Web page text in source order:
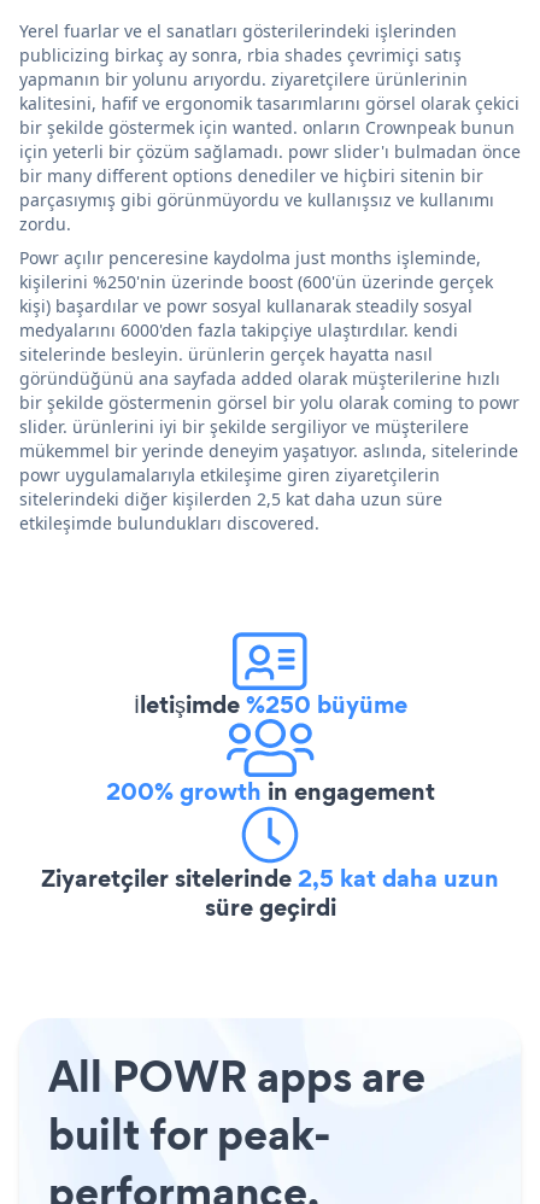
Yerel fuarlar ve el sanatları gösterilerindeki işlerinden
publicizing birkaç ay sonra, rbia shades çevrimiçi satış
yapmanın bir yolunu arıyordu. ziyaretçilere ürünlerinin
kalitesini, hafif ve ergonomik tasarımlarını görsel olarak çekici
bir şekilde göstermek için wanted. onların Crownpeak bunun
için yeterli bir çözüm sağlamadı. powr slider'ı bulmadan önce
bir many different options denediler ve hiçbiri sitenin bir
parçasıymış gibi görünmüyordu ve kullanışsız ve kullanımı
zordu.
Powr açılır penceresine kaydolma just months işleminde,
kişilerini %250'nin üzerinde boost (600'ün üzerinde gerçek
kişi) başardılar ve powr sosyal kullanarak steadily sosyal
medyalarını 6000'den fazla takipçiye ulaştırdılar. kendi
sitelerinde besleyin. ürünlerin gerçek hayatta nasıl
göründüğünü ana sayfada added olarak müşterilerine hızlı
bir şekilde göstermenin görsel bir yolu olarak coming to powr
slider. ürünlerini iyi bir şekilde sergiliyor ve müşterilere
mükemmel bir yerinde deneyim yaşatıyor. aslında, sitelerinde
powr uygulamalarıyla etkileşime giren ziyaretçilerin
sitelerindeki diğer kişilerden 2,5 kat daha uzun süre
etkileşimde bulundukları discovered.
İletişimde%250 büyüme
200% growth in engagement
Ziyaretçiler sitelerinde2,5 kat daha uzun
süre geçirdi
All POWR apps are
built for peak-
performance.